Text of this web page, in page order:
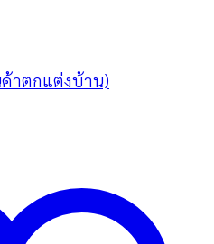
าตกแต่งบ้าน)